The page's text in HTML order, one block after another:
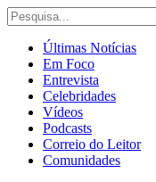
Últimas Notícias
Em Foco
Entrevista
Celebridades
Vídeos
Podcasts
Correio do Leitor
Comunidades